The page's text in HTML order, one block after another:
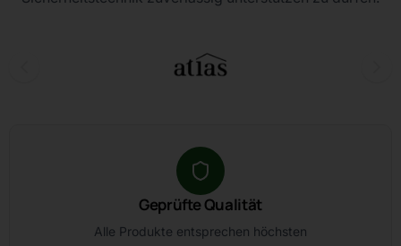
Geprüfte Qualität
Alle Produkte entsprechen höchsten